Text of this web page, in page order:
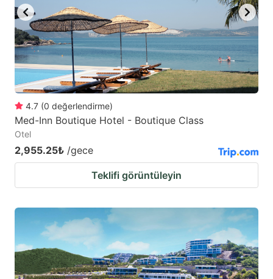
4.7 (0 değerlendirme)
Med-Inn Boutique Hotel - Boutique Class
Otel
2,955.25₺ /gece
Teklifi görüntüleyin